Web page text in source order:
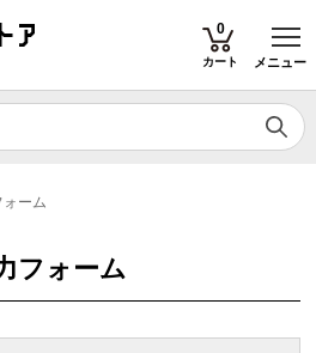
0
カート メニュー
ーム
フォーム